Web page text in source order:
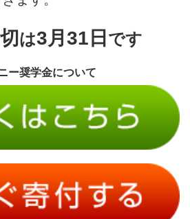
は3月31日 です
ー奨学金について